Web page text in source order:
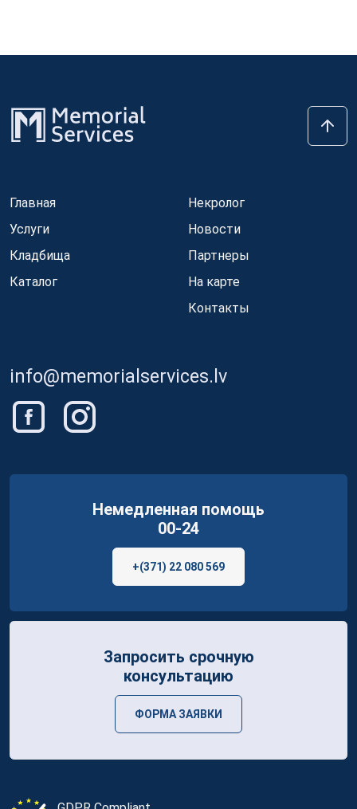
Главная
Услуги
Кладбища
Каталог
Некролог
Новости
Партнеры
На карте
Контакты
info@memorialservices.lv
Немедленная помощь
00-24
+(371) 22 080 569
Запросить срочную
консультацию
ФОРМА ЗАЯВКИ